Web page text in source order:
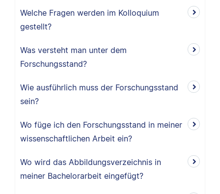
Welche Fragen werden im Kolloquium
gestellt?
Was versteht man unter dem
Forschungsstand?
Wie ausführlich muss der Forschungsstand
sein?
Wo füge ich den Forschungsstand in meiner
wissenschaftlichen Arbeit ein?
Wo wird das Abbildungsverzeichnis in
meiner Bachelorarbeit eingefügt?